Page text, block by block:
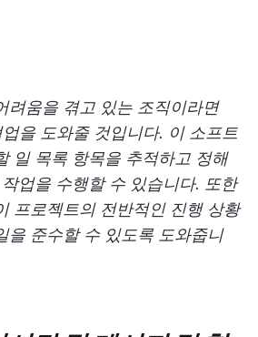
려움을 겪고 있는 조직이라면
을 도와줄 것입니다. 이 소프트
일 목록 항목을 추적하고 정해
업을 수행할 수 있습니다. 또한
프로젝트의 전반적인 진행 상황
을 준수할 수 있도록 도와줍니